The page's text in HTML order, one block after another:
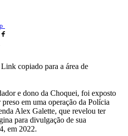
Link copiado para a área de
e dono da Choquei, foi exposto
preso em uma operação da Polícia
Alex Galette, que revelou ter
para divulgação de sua
em 2022.